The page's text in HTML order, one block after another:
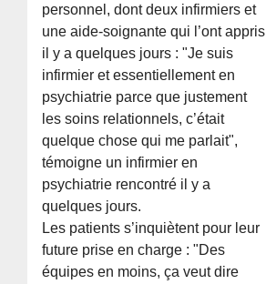
personnel, dont deux infirmiers et
une aide-soignante qui l’ont appris
il y a quelques jours : "Je suis
infirmier et essentiellement en
psychiatrie parce que justement
les soins relationnels, c’était
quelque chose qui me parlait",
témoigne un infirmier en
psychiatrie rencontré il y a
quelques jours.
Les patients s’inquiètent pour leur
future prise en charge : "Des
équipes en moins, ça veut dire